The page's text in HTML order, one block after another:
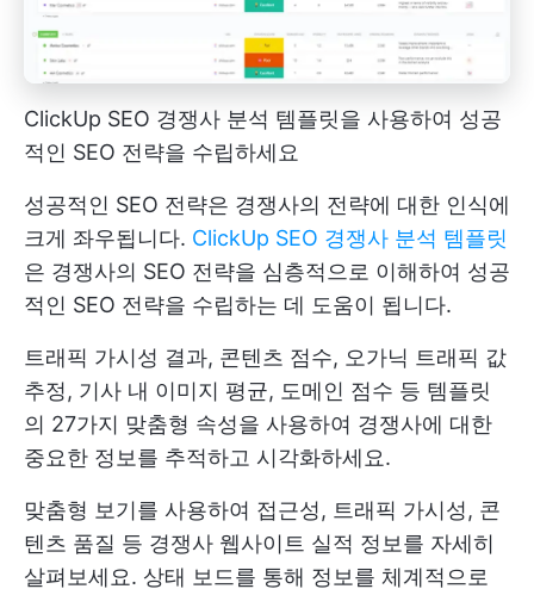
ClickUp SEO 경쟁사 분석 템플릿을 사용하여 성공
적인 SEO 전략을 수립하세요
성공적인 SEO 전략은 경쟁사의 전략에 대한 인식에
크게 좌우됩니다. ClickUp SEO 경쟁사 분석 템플릿
은 경쟁사의 SEO 전략을 심층적으로 이해하여 성공
적인 SEO 전략을 수립하는 데 도움이 됩니다.
트래픽 가시성 결과, 콘텐츠 점수, 오가닉 트래픽 값
추정, 기사 내 이미지 평균, 도메인 점수 등 템플릿
의 27가지 맞춤형 속성을 사용하여 경쟁사에 대한
중요한 정보를 추적하고 시각화하세요.
맞춤형 보기를 사용하여 접근성, 트래픽 가시성, 콘
텐츠 품질 등 경쟁사 웹사이트 실적 정보를 자세히
살펴보세요. 상태 보드를 통해 정보를 체계적으로